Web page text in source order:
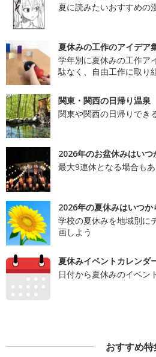
夏に読みたいおすすめの
夏休みの工作のアイデア
学年別に夏休みの工作ア
駄なく、自由工作に取り
関東・関西の日帰り温泉
関東や関西の日帰りでき
2026年のお盆休みはいつ
最大9連休となる場合もあ
2026年の夏休みはいつか
学校の夏休みを地域別に
画しよう
夏休みイベントカレンダ
日付から夏休みのイベン
おすすめ特